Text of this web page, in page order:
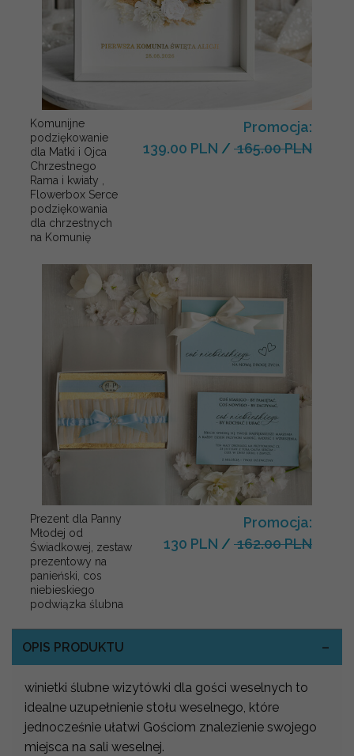
Komunijne
podziękowanie
dla Matki i Ojca
Chrzestnego
Rama i kwiaty ,
Flowerbox Serce
podziękowania
dla chrzestnych
na Komunię
Promocja:
139.00 PLN / 165.00 PLN
Prezent dla Panny
Młodej od
Świadkowej, zestaw
prezentowy na
panieński, cos
niebieskiego
podwiązka ślubna
Promocja:
130 PLN / 162.00 PLN
OPIS PRODUKTU
winietki ślubne wizytówki dla gości weselnych to
idealne uzupełnienie stołu weselnego, które
jednocześnie ułatwi Gościom znalezienie swojego
miejsca na sali weselnej.